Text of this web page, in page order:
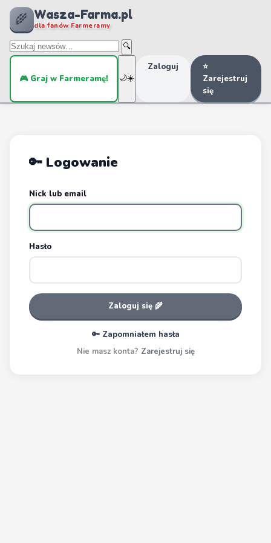
🌾 Wasza-Farma.pl
dla fanów Farmeramy
🔍
🎮 Graj w Farmeramę! 🌙☀️
Zaloguj
⭐
Zarejestruj
się
🔑 Logowanie
Nick lub email
Hasło
Zaloguj się 🌾
🔑 Zapomniałem hasła
Nie masz konta? Zarejestruj się